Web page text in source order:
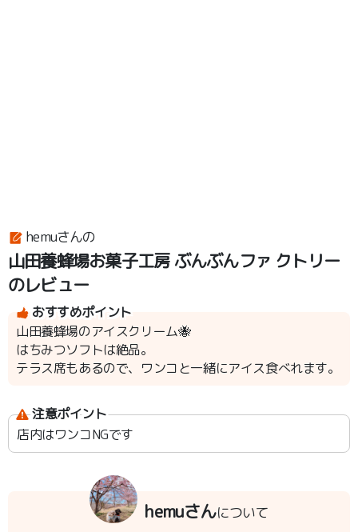
hemuさんの
山田養蜂場お菓子工房 ぶんぶんファ クトリー
のレビュー
おすすめポイント
山田養蜂場のアイスクリーム🐝
はちみつソフトは絶品。
テラス席もあるので、ワンコと一緒にアイス食べれます。
注意ポイント
店内はワンコNGです
hemuさんについて